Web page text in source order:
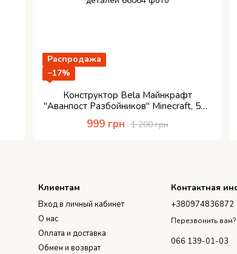
Распродажа
−17%
Конструктор Bela Майнкрафт
"Аванпост Разбойников" Minecraft, 501
1 200 грн
999 грн
Клиентам
Вход в личный кабинет
О нас
Оплата и доставка
Обмен и возврат
Контактная
+380974836872
Перезвонить вам?
066 139-01-03